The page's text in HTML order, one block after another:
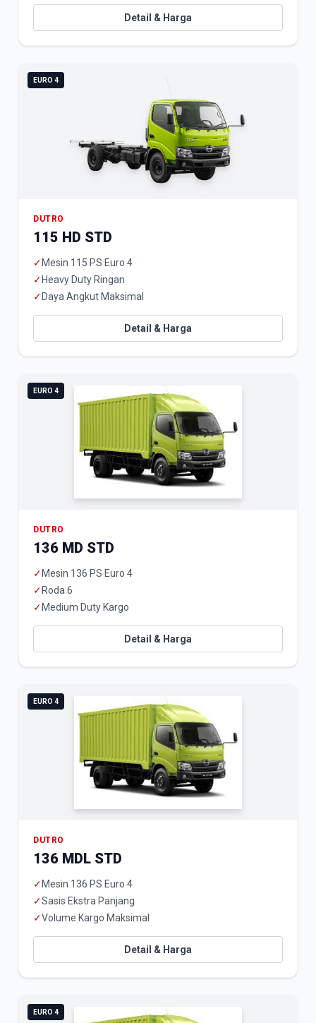
Detail & Harga
EURO 4
DUTRO
115 HD STD
✓ Mesin 115 PS Euro 4
✓ Heavy Duty Ringan
✓ Daya Angkut Maksimal
Detail & Harga
EURO 4
DUTRO
136 MD STD
✓ Mesin 136 PS Euro 4
✓ Roda 6
✓ Medium Duty Kargo
Detail & Harga
EURO 4
DUTRO
136 MDL STD
✓ Mesin 136 PS Euro 4
✓Sasis Ekstra Panjang
✓Volume Kargo Maksimal
Detail & Harga
EURO 4